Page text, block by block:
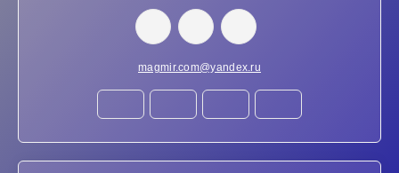
magmir.com@yandex.ru